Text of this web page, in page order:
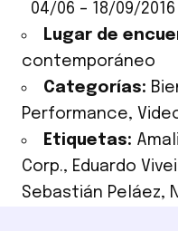
04/06 – 18/09/2016
Lugar de
contemporáneo
Categorías:
Performance,
Etiquetas:
Corp., Eduardo
Sebastián Peláez,